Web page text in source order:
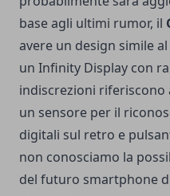
base agli ultimi rumor, il
avere un design simile
un Infinity Display con
indiscrezioni riferiscono
un sensore per il
digitali sul retro e
non conosciamo la
del futuro smartphone